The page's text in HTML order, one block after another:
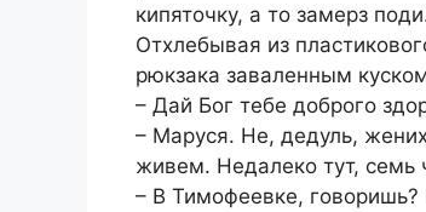
кипяточку, а то замерз
Отхлебывая из
рюкзака заваленным
– Дай Бог тебе доброго
– Маруся. Не, дедуль,
живем. Недалеко тут, семь
– В Тимофеевке,